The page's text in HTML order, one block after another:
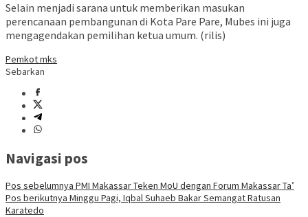
Selain menjadi sarana untuk memberikan masukan
perencanaan pembangunan di Kota Pare Pare, Mubes ini juga
mengagendakan pemilihan ketua umum. (rilis)
Pemkot mks
Sebarkan
Navigasi pos
Pos sebelumnya PMI Makassar Teken MoU dengan Forum Makassar Ta’
Pos berikutnya Minggu Pagi, Iqbal Suhaeb Bakar Semangat Ratusan
Karatedo